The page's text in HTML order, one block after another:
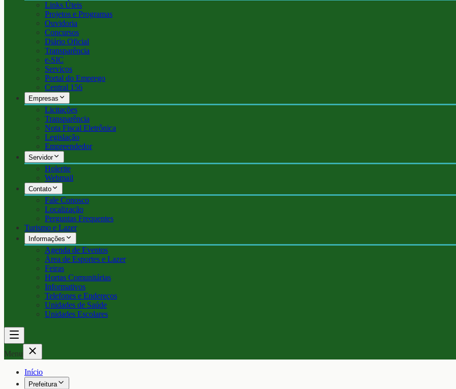
Links Úteis
Projetos e Programas
Ouvidoria
Concursos
Diário Oficial
Transparência
e-SIC
Serviços
Portal do Emprego
Central 156
Empresas
Licitações
Transparência
Nota Fiscal Eletrônica
Legislação
Empreendedor
Servidor
Holerite
Webmail
Contato
Fale Conosco
Localização
Perguntas Frequentes
Turismo e Lazer
Informações
Agenda de Eventos
Área de Esportes e Lazer
Feiras
Hortas Comunitárias
Informativos
Telefones e Endereços
Unidades de Saúde
Unidades Escolares
Menu
Início
Prefeitura